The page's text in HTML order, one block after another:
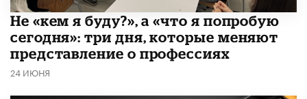
Не «кем я буду?», а «что я попробую
сегодня»: три дня, которые меняют
представление о профессиях
24 ИЮНЯ